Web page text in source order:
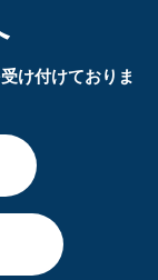
け付けておりま